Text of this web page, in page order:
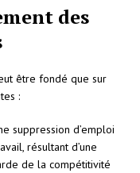
des
être fondé que sur
:
suppression d’emploi
résultant d’une
de la compétitivité